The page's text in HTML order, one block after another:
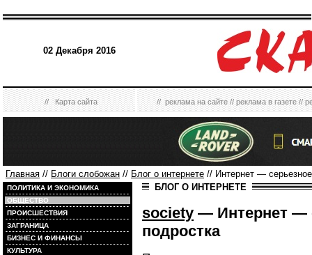
02 Декабря 2016
//Карта сайта //реклама на сайте//реклама в газете//
Главная // Блоги слобожан // Блог о интернете // Интернет —
ПОЛИТИКА И ЭКОНОМИКА
ОБЩЕСТВО
ПРОИСШЕСТВИЯ
ЗАГРАНИЦА
БИЗНЕС И ФИНАНСЫ
КУЛЬТУРА
БЛОГ О ИНТЕРНЕТЕ
society — Интернет —
подростка